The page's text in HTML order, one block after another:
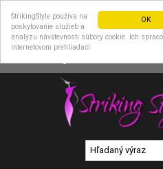
OK
StrikingStyle používa na
poskytovanie služieb a
analýzu návštevnosti súbory cookie. Ich
internetovom prehliadači.